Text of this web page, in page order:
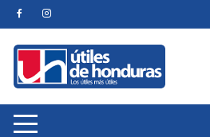
Skip
to
content